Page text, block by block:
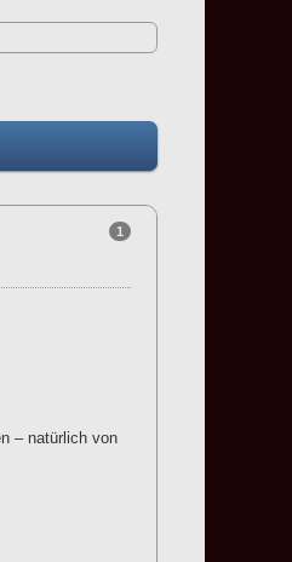
1
– natürlich von